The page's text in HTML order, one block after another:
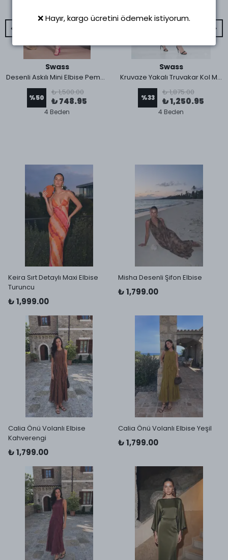
Swass
Desenli Askılı Mini Elbise Pembe
%50
₺ 1,500.00
₺ 748.95
4 Beden
Swass
Kruvaze Yakalı Truvakar Kol Mavi Kloş Elbise
%33
₺ 1,875.00
₺ 1,250.95
4 Beden
Keira Sırt Detaylı Maxi Elbise
Turuncu
₺ 1,999.00
Misha Desenli Şifon Elbise
₺ 1,799.00
Calia Önü Volanlı Elbise
Kahverengi
₺ 1,799.00
Calia Önü Volanlı Elbise Yeşil
₺ 1,799.00
❌ Hayır, kargo ücretini ödemek istiyorum.